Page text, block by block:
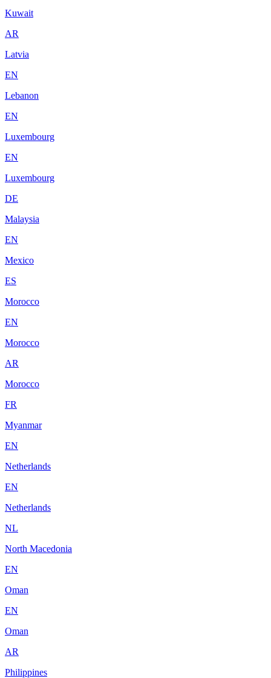
Kuwait
AR
Latvia
EN
Lebanon
EN
Luxembourg
EN
Luxembourg
DE
Malaysia
EN
Mexico
ES
Morocco
EN
Morocco
AR
Morocco
FR
Myanmar
EN
Netherlands
EN
Netherlands
NL
North Macedonia
EN
Oman
EN
Oman
AR
Philippines